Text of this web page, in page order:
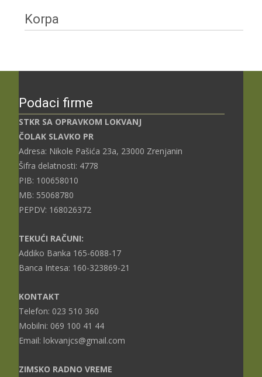
Korpa
Podaci firme
STKR SA OPRAVKOM LOKVANJ
ČOLAK SLAVKO PR
Adresa: Nikole Pašića 23a, 23000 Zrenjanin
Šifra delatnosti: 4778
PIB: 100658010
MB: 55068780
PEPDV: 168026372
TEKUĆI RAČUNI:
Addiko Banka 165-6088-17
Banca Intesa: 160-323869-21
KONTAKT
Telefon: 023 510 360
Mobilni: 069 100 41 44
Email: lokvanjcs@gmail.com
ZIMSKO RADNO VREME